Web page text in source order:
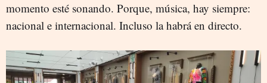
momento esté sonando. Porque, música, hay siempre:
nacional e internacional. Incluso la habrá en directo.